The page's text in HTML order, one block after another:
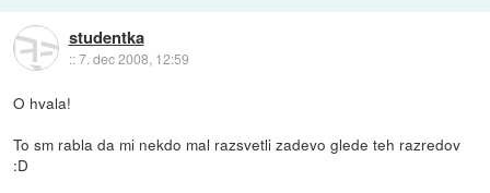
studentka
::7. dec 2008, 12:59
O hvala!
To sm rabla da mi nekdo mal razsvetli zadevo glede teh razredov
:D